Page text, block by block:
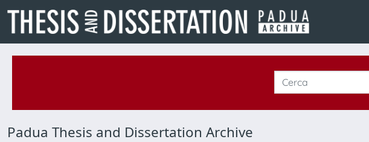
Padua Thesis and Dissertation Archive